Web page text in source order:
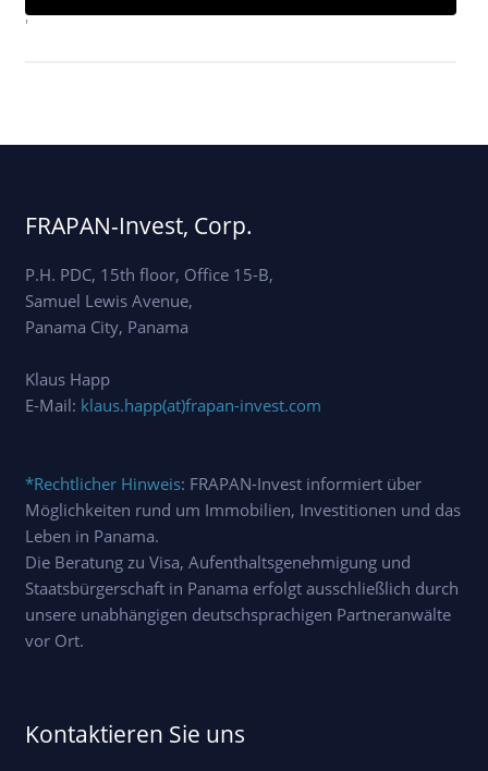
'
FRAPAN-Invest, Corp.
P.H. PDC, 15th floor, Office 15-B,
Samuel Lewis Avenue,
Panama City, Panama
Klaus Happ
E-Mail: klaus.happ(at)frapan-invest.com
*Rechtlicher Hinweis: FRAPAN-Invest informiert über
Möglichkeiten rund um Immobilien, Investitionen und das
Leben in Panama.
Die Beratung zu Visa, Aufenthaltsgenehmigung und
Staatsbürgerschaft in Panama erfolgt ausschließlich durch
unsere unabhängigen deutschsprachigen Partneranwälte
vor Ort.
Kontaktieren Sie uns